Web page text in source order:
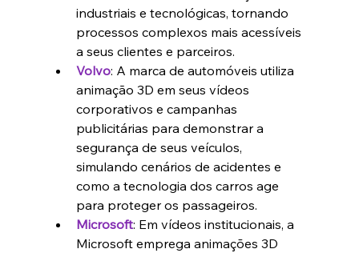
industriais e tecnológicas, tornando
processos complexos mais acessíveis
a seus clientes e parceiros.
Volvo: A marca de automóveis utiliza
animação 3D em seus vídeos
corporativos e campanhas
publicitárias para demonstrar a
segurança de seus veículos,
simulando cenários de acidentes e
como a tecnologia dos carros age
para proteger os passageiros.
Microsoft: Em vídeos institucionais, a
Microsoft emprega animações 3D